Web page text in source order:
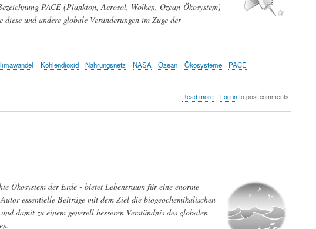
PACE (Plankton, Aerosol, Wolken, Ozean-Ökosystem)
und andere globale Veränderungen im Zuge der
Kohlendioxid Nahrungsnetz NASA Ozean Ökosysteme
PACE
Read moreabout
Atmosphären
im
Klimawandel
Log into post comments
Ökosystem der Erde - bietet Lebensraum für eine enorme
essentielle Beiträge mit dem Ziel die biogeochemikalischen
damit zu einem generell besseren Verständnis des globalen